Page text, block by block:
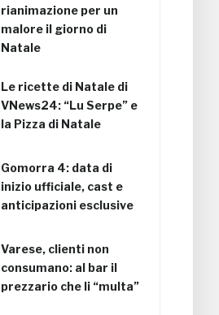
rianimazione per un
malore il giorno di
Natale
Le ricette di Natale di
VNews24: “Lu Serpe” e
la Pizza di Natale
Gomorra 4: data di
inizio ufficiale, cast e
anticipazioni esclusive
Varese, clienti non
consumano: al bar il
prezzario che li “multa”